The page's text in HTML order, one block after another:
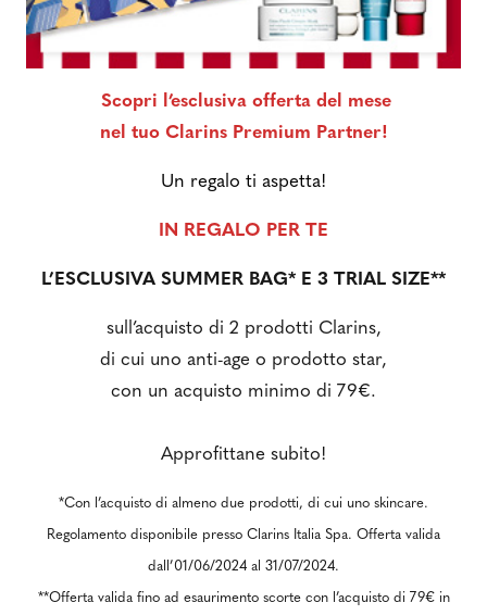
Scopri l’esclusiva offerta del mese
nel tuo Clarins Premium Partner!
Un regalo ti aspetta!
IN REGALO PER TE
L’ESCLUSIVA SUMMER BAG* E 3 TRIAL SIZE**
sull’acquisto di 2 prodotti Clarins,
di cui uno anti-age o prodotto star,
con un acquisto minimo di 79€.
Approfittane subito!
*Con l’acquisto di almeno due prodotti, di cui uno skincare.
Regolamento disponibile presso Clarins Italia Spa. Offerta valida
dall’01/06/2024 al 31/07/2024.
**Offerta valida fino ad esaurimento scorte con l’acquisto di 79€ in